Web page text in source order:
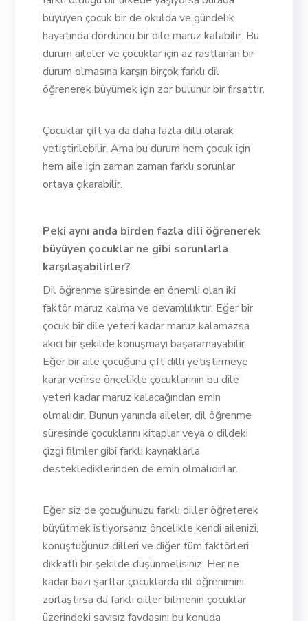
büyüyen çocuk bir de okulda ve gündelik
hayatında dördüncü bir dile maruz kalabilir. Bu
durum aileler ve çocuklar için az rastlanan bir
durum olmasına karşın birçok farklı dil
öğrenerek büyümek için zor bulunur bir fırsattır.
Çocuklar çift ya da daha fazla dilli olarak
yetiştirilebilir. Ama bu durum hem çocuk için
hem aile için zaman zaman farklı sorunlar
ortaya çıkarabilir.
Peki aynı anda birden fazla dili öğrenerek
büyüyen çocuklar ne gibi sorunlarla
karşılaşabilirler?
Dil öğrenme süresinde en önemli olan iki
faktör maruz kalma ve devamlılıktır. Eğer bir
çocuk bir dile yeteri kadar maruz kalamazsa
akıcı bir şekilde konuşmayı başaramayabilir.
Eğer bir aile çocuğunu çift dilli yetiştirmeye
karar verirse öncelikle çocuklarının bu dile
yeteri kadar maruz kalacağından emin
olmalıdır. Bunun yanında aileler, dil öğrenme
süresinde çocuklarını kitaplar veya o dildeki
çizgi filmler gibi farklı kaynaklarla
desteklediklerinden de emin olmalıdırlar.
Eğer siz de çocuğunuzu farklı diller öğreterek
büyütmek istiyorsanız öncelikle kendi ailenizi,
konuştuğunuz dilleri ve diğer tüm faktörleri
dikkatli bir şekilde düşünmelisiniz. Her ne
kadar bazı şartlar çocuklarda dil öğrenimini
zorlaştırsa da farklı diller bilmenin çocuklar
üzerindeki sayısız faydasını bu konuda